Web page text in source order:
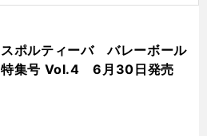
スポルティーバ バレーボール
特集号 Vol.4 6月30日発売